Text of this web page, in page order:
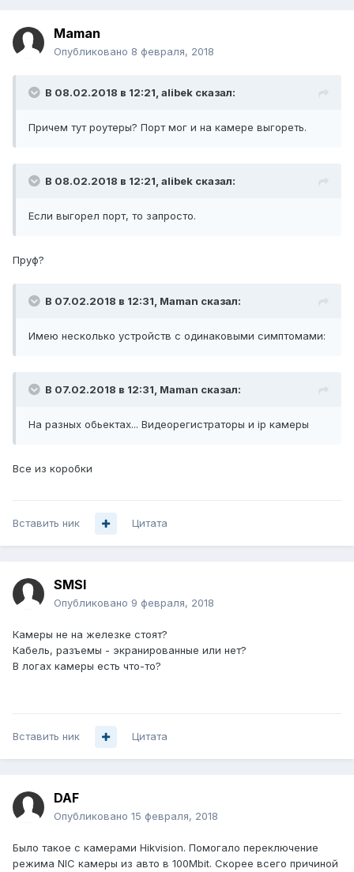
Maman
Опубликовано 8 февраля, 2018
В 08.02.2018 в 12:21, alibek сказал:
Причем тут роутеры? Порт мог и на камере выгореть.
В 08.02.2018 в 12:21, alibek сказал:
Если выгорел порт, то запросто.
Пруф?
В 07.02.2018 в 12:31, Maman сказал:
Имею несколько устройств с одинаковыми симптомами:
В 07.02.2018 в 12:31, Maman сказал:
На разных обьектах... Видеорегистраторы и ip камеры
Все из коробки
Вставить ник Цитата
SMSI
Опубликовано 9 февраля, 2018
Камеры не на железке стоят?
Кабель, разъемы - экранированные или нет?
В логах камеры есть что-то?
Вставить ник Цитата
DAF
Опубликовано 15 февраля, 2018
Было такое с камерами Hikvision. Помогало переключение
режима NIC камеры из авто в 100Mbit. Скорее всего причиной